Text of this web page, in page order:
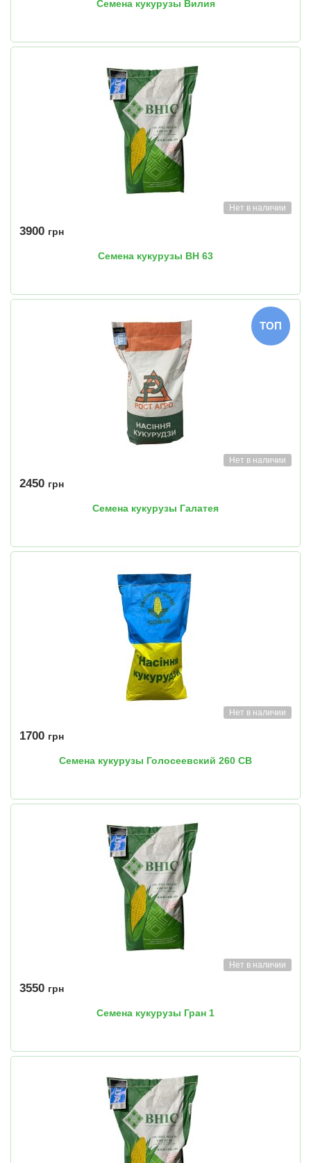
Семена кукурузы Вилия
Нет в наличии
3900 грн
Семена кукурузы ВН 63
ТОП
Нет в наличии
2450 грн
Семена кукурузы Галатея
Нет в наличии
1700 грн
Семена кукурузы Голосеевский 260 СВ
Нет в наличии
3550 грн
Семена кукурузы Гран 1